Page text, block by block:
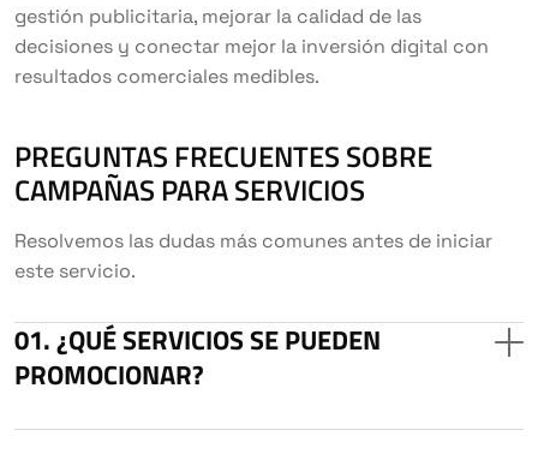
gestión publicitaria, mejorar la calidad de las
decisiones y conectar mejor la inversión digital con
resultados comerciales medibles.
PREGUNTAS FRECUENTES SOBRE
CAMPAÑAS PARA SERVICIOS
Resolvemos las dudas más comunes antes de iniciar
este servicio.
¿QUÉ SERVICIOS SE PUEDEN
PROMOCIONAR?